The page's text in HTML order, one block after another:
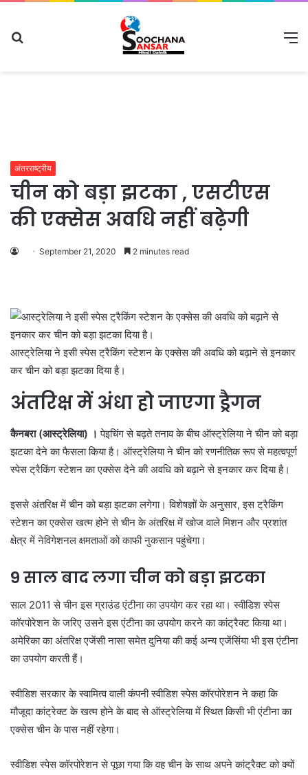
अंतरराष्ट्रीय
चीन को बड़ा झटका , एसटीएस
की एक्सेस अवधि नहीं बढ़ेगी
September 21, 2020 2 minutes read
आस्ट्रेलिया ने इसी स्पेस ट्रैकिंग स्टेशन के एक्सेस की अवधि को बढ़ाने से इनकार
कर चीन को बड़ा झटका दिया है।
अंतरिक्ष में अंधा हो जाएगा ड्रैगन
कैनबरा (आस्ट्रेलिया) । पेइचिंग से बढ़ते तनाव के बीच ऑस्ट्रेलिया ने चीन को बड़ा
झटका देने का फैसला किया है। ऑस्ट्रेलिया ने चीन को रणनीतिक रूप से महत्वपूर्ण
स्पेस ट्रैकिंग स्टेशन का एक्सेस देने की अवधि को बढ़ाने से इनकार कर दिया है।
इससे अंतरिक्ष में चीन को बड़ा झटका लगेगा। विशेषज्ञों के अनुसार, इस ट्रैकिंग
स्टेशन का एक्सेस खत्म होने से चीन के अंतरिक्ष में खोज वाले मिशन और प्रशांत
क्षेत्र में नेविगेशनल क्षमताओं को काफी नुकसान पहुंचेगा।
9 साल बाद लगा चीन को बड़ा झटका
साल 2011 से चीन इस ग्राउंड एंटीना का उपयोग कर रहा था। स्वीडिश स्पेस
कॉरपोरेशन के जरिए उसने इस एंटीना का उपयोग करने का कांट्रैक्ट किया था।
अमेरिका का अंतरिक्ष एजेंसी नासा समेत दुनिया की कई अन्य एजेंसिंया भी इस एंटीना
का उपयोग करती हैं।
स्वीडिश सरकार के स्वामित्व वाली कंपनी स्वीडिश स्पेस कॉरपोरेशन ने कहा कि
मौजूदा कांट्रेक्ट के खत्म होने के बाद से ऑस्ट्रेलिया में स्थित किसी भी एंटीना का
एक्सेस चीन के पास नहीं रहेगा।
स्वीडिश स्पेस कॉरपोरेशन से पूछा गया कि वह चीन के साथ अपने कांट्रैक्ट को क्यों